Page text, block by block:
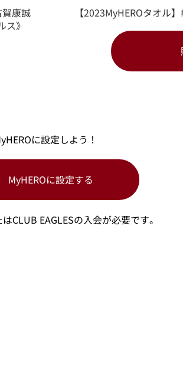
賀康誠
》
【2023MyHEROタオル
に設定しよう！
MyHEROに設定する
CLUB EAGLESの入会が必要です。